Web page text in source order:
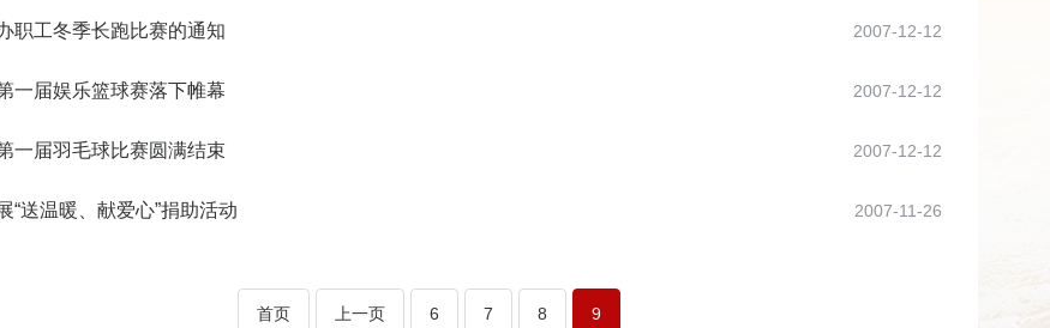
职工冬季长跑比赛的通知 2007-12-12
一届娱乐篮球赛落下帷幕 2007-12-12
一届羽毛球比赛圆满结束 2007-12-12
“送温暖、献爱心”捐助活动 2007-11-26
首页 上一页 6 7 8 9